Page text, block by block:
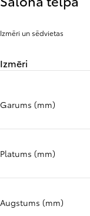
Izmēri un sēdvietas
Izmēri
Garums (mm)
Platums (mm)
Augstums (mm)